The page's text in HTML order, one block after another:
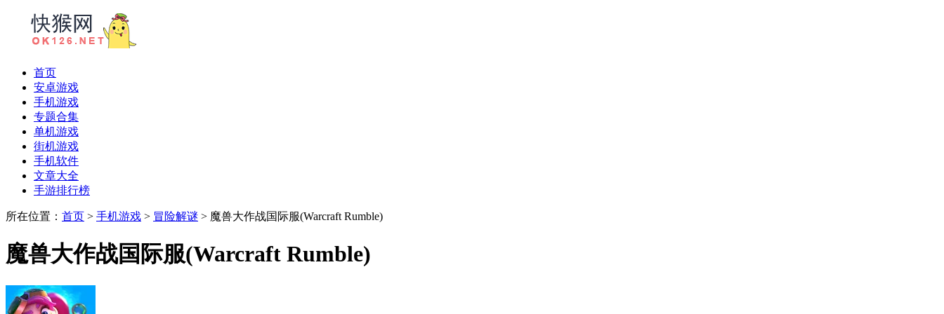
首页
安卓游戏
手机游戏
专题合集
单机游戏
街机游戏
手机软件
文章大全
手游排行榜
所在位置： 首页 > 手机游戏 > 冒险解谜 > 魔兽大作战国际服(Warcraft Rumble)
魔兽大作战国际服(Warcraft Rumble)